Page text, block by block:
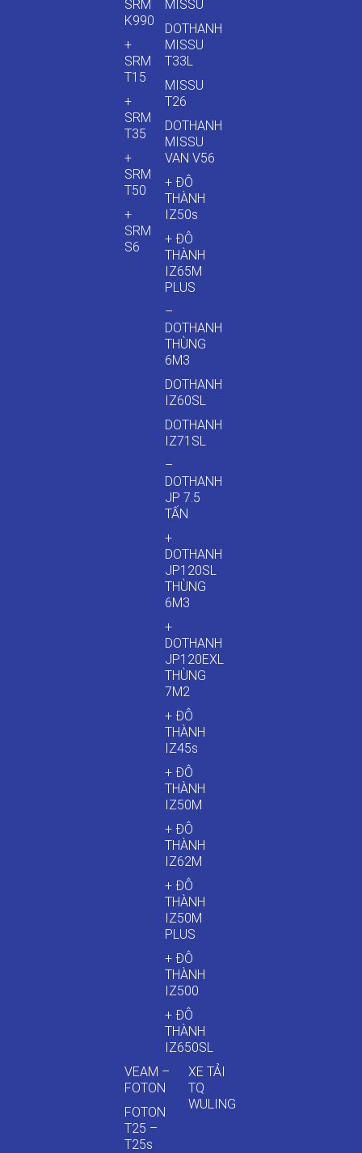
SRM
K990
+
SRM
T15
+
SRM
T35
+
SRM
T50
+
SRM
S6
MISSU
DOTHANH
MISSU
T33L
MISSU
T26
DOTHANH
MISSU
VAN V56
+ ĐÔ
THÀNH
IZ50s
+ ĐÔ
THÀNH
IZ65M
PLUS
–
DOTHANH
THÙNG
6M3
DOTHANH
IZ60SL
DOTHANH
IZ71SL
–
DOTHANH
JP 7.5
TẤN
+
DOTHANH
JP120SL
THÙNG
6M3
+
DOTHANH
JP120EXL
THÙNG
7M2
+ ĐÔ
THÀNH
IZ45s
+ ĐÔ
THÀNH
IZ50M
+ ĐÔ
THÀNH
IZ62M
+ ĐÔ
THÀNH
IZ50M
PLUS
+ ĐÔ
THÀNH
IZ500
+ ĐÔ
THÀNH
IZ650SL
VEAM –
FOTON
FOTON
T25 –
T25s
XE TẢI
TQ
WULING